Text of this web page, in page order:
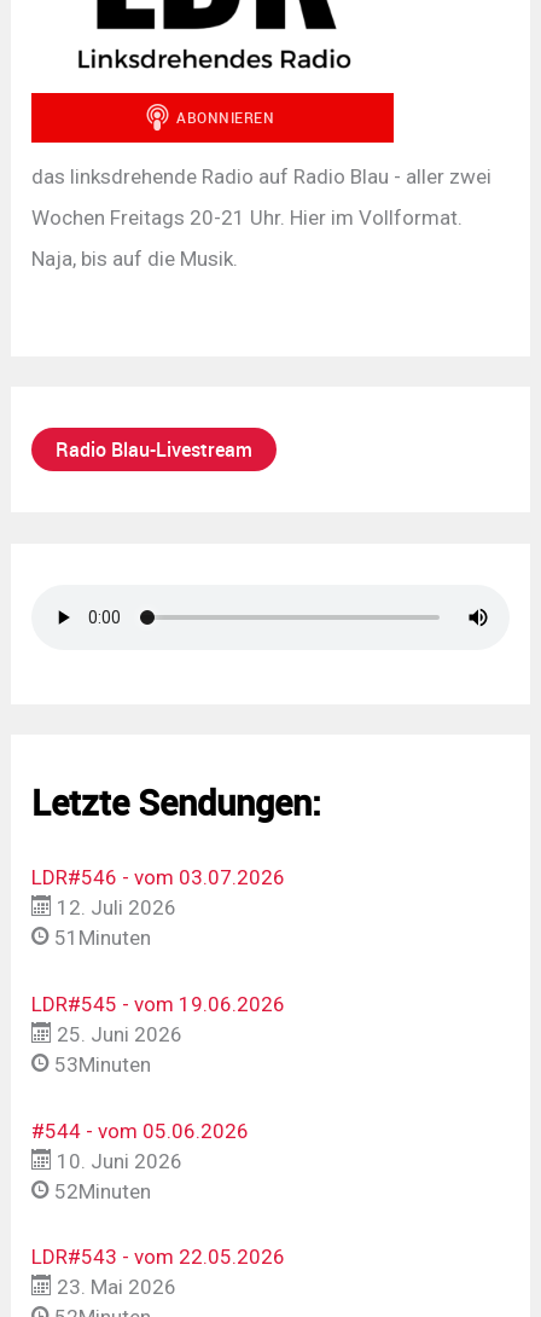
das linksdrehende Radio auf Radio Blau - aller zwei
Wochen Freitags 20-21 Uhr. Hier im Vollformat.
Naja, bis auf die Musik.
Radio Blau-Livestream
Letzte Sendungen:
LDR#546 - vom 03.07.2026
12. Juli 2026
51Minuten
LDR#545 - vom 19.06.2026
25. Juni 2026
53Minuten
#544 - vom 05.06.2026
10. Juni 2026
52Minuten
LDR#543 - vom 22.05.2026
23. Mai 2026